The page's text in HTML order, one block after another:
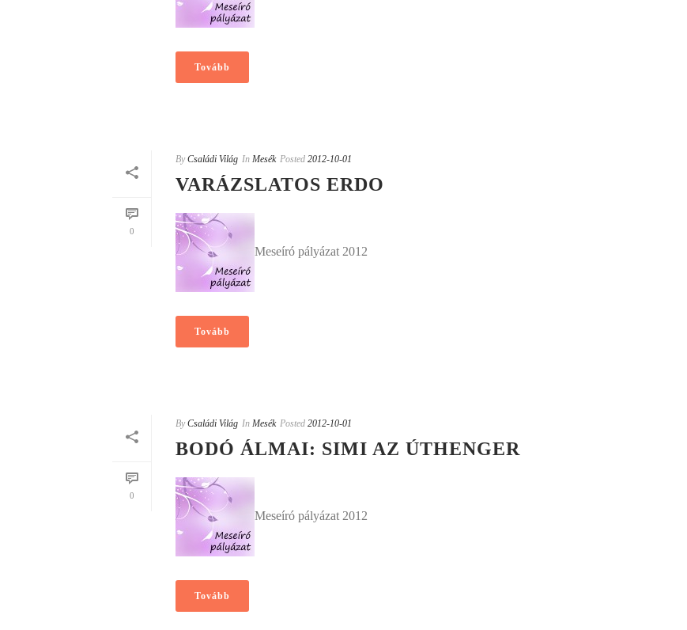
Tovább
0
By Családi Világ In Mesék Posted 2012-10-01
VARÁZSLATOS ERDO
Meseíró pályázat 2012
Tovább
0
By Családi Világ In Mesék Posted 2012-10-01
BODÓ ÁLMAI: SIMI AZ ÚTHENGER
Meseíró pályázat 2012
Tovább